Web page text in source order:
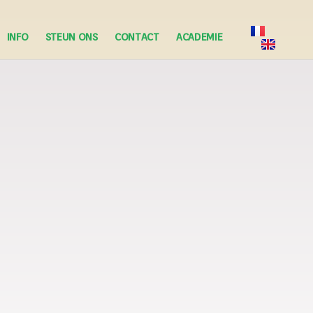
INFO STEUN ONS CONTACT ACADEMIE